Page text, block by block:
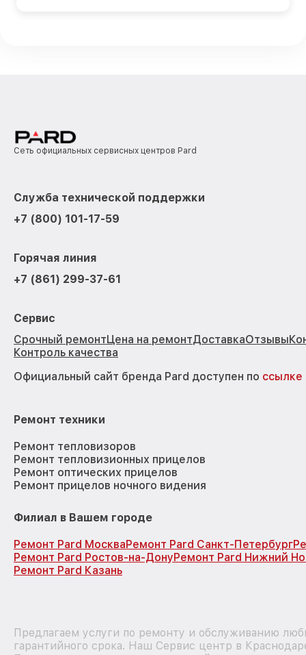
Сеть официальных сервисных центров Pard
Служба технической поддержки
+7 (800) 101-17-59
Горячая линия
+7 (861) 299-37-61
Сервис
Срочный ремонтЦена на ремонтДоставкаОтзывы
Контроль качества
Официальный сайт бренда Pard доступен по ссылке
Ремонт техники
Ремонт тепловизоров
Ремонт тепловизионных прицелов
Ремонт оптических прицелов
Ремонт прицелов ночного видения
Филиал в Вашем городе
Ремонт Pard МоскваРемонт Pard Санкт-Петербург
Ремонт Pard Ростов-на-ДонуРемонт Pard Нижний
Ремонт Pard Казань
Предлагаем услуги по ремонту и обслуживанию
гарантийного срока. Наш Сервис центр в